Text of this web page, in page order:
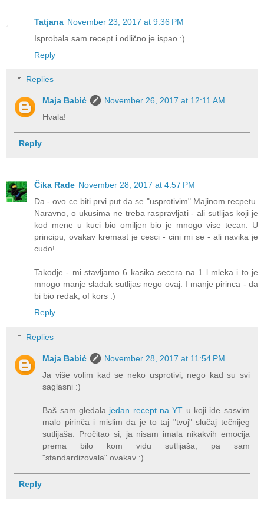
Tatjana November 23, 2017 at 9:36 PM
Isprobala sam recept i odlično je ispao :)
Reply
Replies
Maja Babić
November 26, 2017 at 12:11 AM
Hvala!
Reply
Čika Rade November 28, 2017 at 4:57 PM
Da - ovo ce biti prvi put da se "usprotivim" Majinom recpetu.
Naravno, o ukusima ne treba raspravljati - ali sutlijas koji je
kod mene u kuci bio omiljen bio je mnogo vise tecan. U
principu, ovakav kremast je cesci - cini mi se - ali navika je
cudo!
Takodje - mi stavljamo 6 kasika secera na 1 l mleka i to je
mnogo manje sladak sutlijas nego ovaj. I manje pirinca - da
bi bio redak, of kors :)
Reply
Replies
Maja Babić
November 28, 2017 at 11:54 PM
Ja više volim kad se neko usprotivi, nego kad su svi
saglasni :)
Baš sam gledala jedan recept na YT u koji ide sasvim
malo pirinča i mislim da je to taj "tvoj" slučaj tečnijeg
sutlijaša. Pročitao si, ja nisam imala nikakvih emocija
prema bilo kom vidu sutlijaša, pa sam
"standardizovala" ovakav :)
Reply